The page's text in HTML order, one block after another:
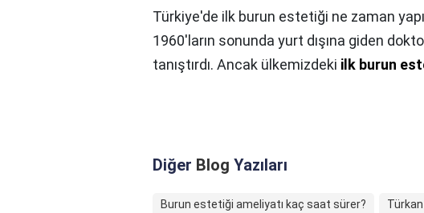
Türkiye'de ilk burun estetiği ne zaman
1960'ların sonunda yurt dışına giden
tanıştırdı. Ancak ülkemizdeki ilk burun
Diğer Blog Yazıları
Burun estetiği ameliyatı kaç saat sürer?